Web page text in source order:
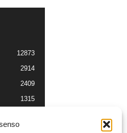
12873
2914
2409
1315